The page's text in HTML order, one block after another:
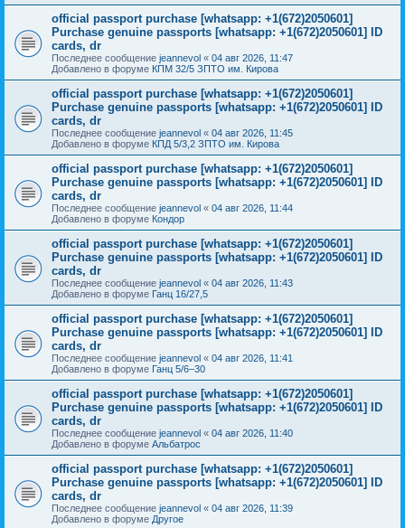
official passport purchase [whatsapp: +1(672)2050601]
Purchase genuine passports [whatsapp: +1(672)2050601] ID
cards, dr
Последнее сообщение jeannevol « 04 авг 2026, 11:47
Добавлено в форуме КПМ 32/5 ЗПТО им. Кирова
official passport purchase [whatsapp: +1(672)2050601]
Purchase genuine passports [whatsapp: +1(672)2050601] ID
cards, dr
Последнее сообщение jeannevol « 04 авг 2026, 11:45
Добавлено в форуме КПД 5/3,2 ЗПТО им. Кирова
official passport purchase [whatsapp: +1(672)2050601]
Purchase genuine passports [whatsapp: +1(672)2050601] ID
cards, dr
Последнее сообщение jeannevol « 04 авг 2026, 11:44
Добавлено в форуме Кондор
official passport purchase [whatsapp: +1(672)2050601]
Purchase genuine passports [whatsapp: +1(672)2050601] ID
cards, dr
Последнее сообщение jeannevol « 04 авг 2026, 11:43
Добавлено в форуме Ганц 16/27,5
official passport purchase [whatsapp: +1(672)2050601]
Purchase genuine passports [whatsapp: +1(672)2050601] ID
cards, dr
Последнее сообщение jeannevol « 04 авг 2026, 11:41
Добавлено в форуме Ганц 5/6–30
official passport purchase [whatsapp: +1(672)2050601]
Purchase genuine passports [whatsapp: +1(672)2050601] ID
cards, dr
Последнее сообщение jeannevol « 04 авг 2026, 11:40
Добавлено в форуме Альбатрос
official passport purchase [whatsapp: +1(672)2050601]
Purchase genuine passports [whatsapp: +1(672)2050601] ID
cards, dr
Последнее сообщение jeannevol « 04 авг 2026, 11:39
Добавлено в форуме Другое